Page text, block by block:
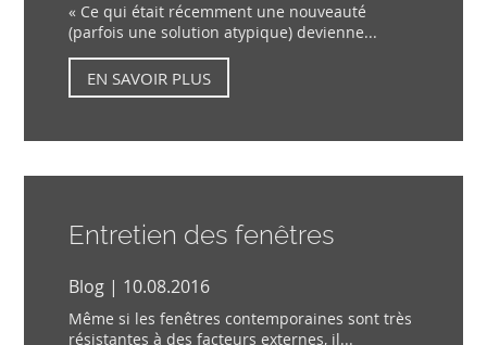
« Ce qui était récemment une nouveauté
(parfois une solution atypique) devienne...
EN SAVOIR PLUS
Entretien des fenêtres
Blog | 10.08.2016
Même si les fenêtres contemporaines sont très
résistantes à des facteurs externes, il...